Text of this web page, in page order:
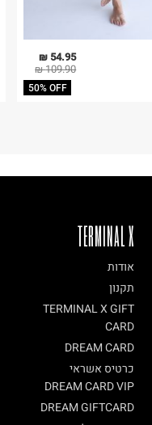
54.95 ₪
109.90 ₪
50% OFF
TERMINAL X
אודות
תקנון
TERMINAL X GIFT
CARD
DREAM CARD
כרטיס אשראי
DREAM CARD VIP
DREAM GIFTCARD